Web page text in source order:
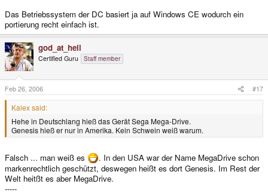
Das Betriebssystem der DC basiert ja auf Windows CE wodurch ein
portierung recht einfach ist.
god_at_hell
Certified Guru Staff member
Feb 26, 2006 #17
Kalex said:
Hehe in Deutschlang hieß das Gerät Sega Mega-Drive.
Genesis hieß er nur in Amerika. Kein Schwein weiß warum.
Falsch ... man weiß es
. In den USA war der Name MegaDrive schon
markenrechtlich geschützt, deswegen heißt es dort Genesis. Im Rest der
Welt heitßt es aber MegaDrive.
-----